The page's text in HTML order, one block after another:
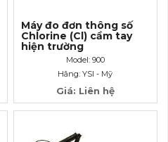
Máy đo đơn thông số
Chlorine (Cl) cầm tay
hiện trường
Model: 900
Hãng: YSI - Mỹ
Giá: Liên hệ